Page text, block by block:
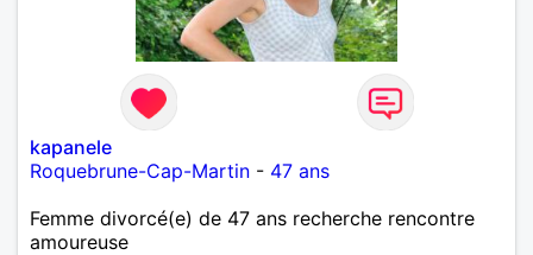
kapanele
Roquebrune-Cap-Martin - 47 ans
Femme divorcé(e) de 47 ans recherche rencontre
amoureuse